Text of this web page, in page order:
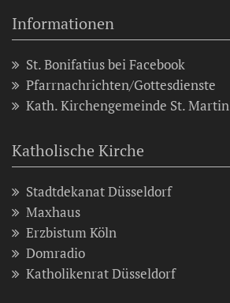
Informationen
St. Bonifatius bei Facebook
Pfarrnachrichten/Gottesdienste
Kath. Kirchengemeinde St. Martin
Katholische Kirche
Stadtdekanat Düsseldorf
Maxhaus
Erzbistum Köln
Domradio
Katholikenrat Düsseldorf